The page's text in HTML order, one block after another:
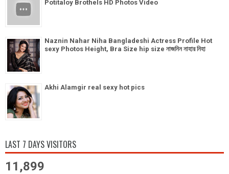
Potitaloy Brothels HD Photos Video
Naznin Nahar Niha Bangladeshi Actress Profile Hot
sexy Photos Height, Bra Size hip size নাজনিন নাহার নিহা
Akhi Alamgir real sexy hot pics
LAST 7 DAYS VISITORS
11,899